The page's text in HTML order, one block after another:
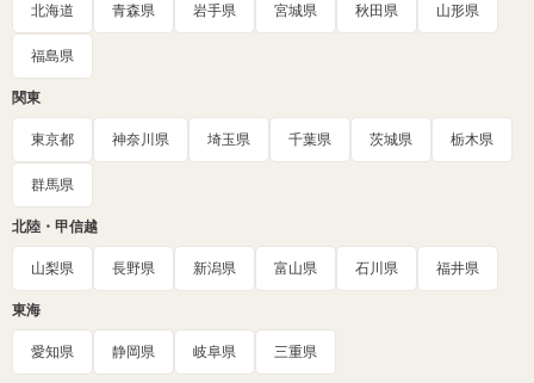
北海道 青森県 岩手県 宮城県 秋田県 山形県
福島県
関東
東京都 神奈川県 埼玉県 千葉県 茨城県 栃木県
群馬県
北陸・甲信越
山梨県 長野県 新潟県 富山県 石川県 福井県
東海
愛知県 静岡県 岐阜県 三重県